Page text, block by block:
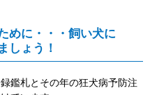
めに・・・飼い犬に
しょう！
鑑札とその年の狂犬病予防注